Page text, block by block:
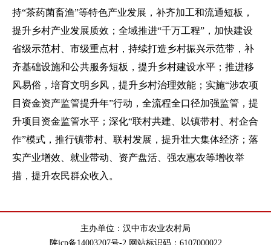
持“茶药菌畜渔”等特色产业发展，补齐加工和流通短板，
提升乡村产业发展质效；全域推进“千万工程”，加快建设
省级示范村、市级重点村，持续打造乡村振兴示范带，补
齐基础设施和公共服务短板，提升乡村建设水平；推进移
风易俗，培育文明乡风，提升乡村治理效能；实施“涉农项
目资金资产监管提升年”行动，全流程全口径加强监管，提
升项目资金监管水平；深化“联村共建、以镇带村、村企合
作”模式，推行镇带村、联村发展，提升壮大集体经济；落
实产业增效、就业带动、资产盘活、强农惠农等增收举
措，提升农民群众收入。
主办单位：汉中市农业农村局
陕icp备14003207号-2 网站标识码：6107000022